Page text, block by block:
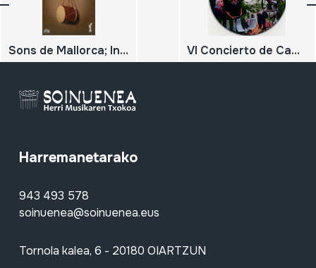
Sons de Mallorca; Instruments tradicionals: música, senyals i cultura de l'oci VI Concierto de Campanas Hermadad de Campaneros Amurrio: Jornada cultural en torno a las Campanas. 8-8-09
Harremanetarako
943 493 578
soinuenea@soinuenea.eus
Tornola kalea, 6 - 20180 OIARTZUN